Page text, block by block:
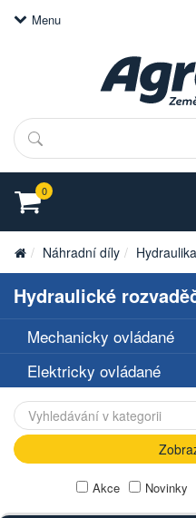
Menu
Hledat
0
Náhradní díly Hydraulika
Hydraulické
Mechanicky ovládané
Elektricky ovládané
Akce Novinky